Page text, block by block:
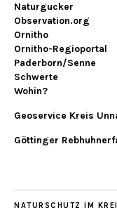
Naturgucker
Observation.org
Ornitho
Ornitho-Regioportal
Paderborn/Senne
Schwerte
Wohin?
Geoservice Kreis
Göttinger
NATURSCHUTZ IM